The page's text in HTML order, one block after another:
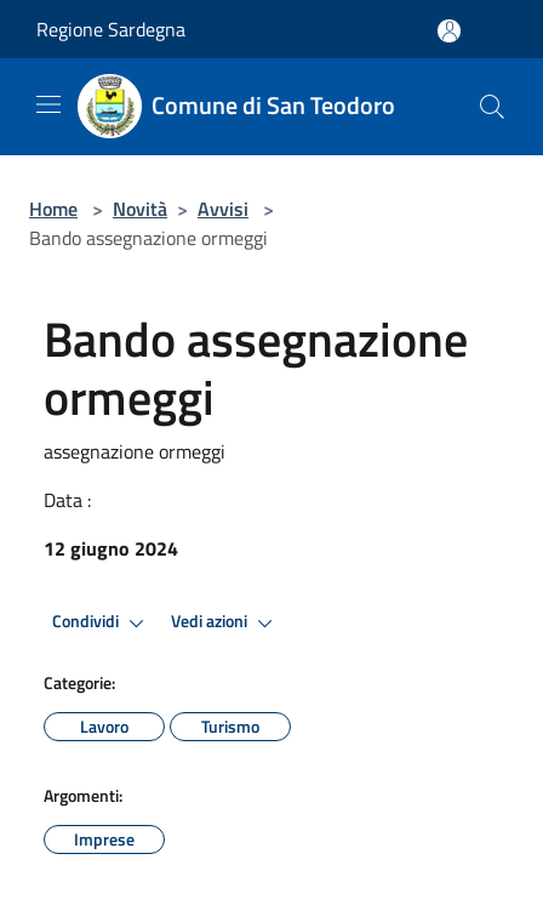
Regione Sardegna
Comune di San Teodoro
Home > Novità > Avvisi >
Bando assegnazione ormeggi
Bando assegnazione
ormeggi
assegnazione ormeggi
Data :
12 giugno 2024
Condividi Vedi azioni
Categorie:
Lavoro
Turismo
Argomenti:
Imprese